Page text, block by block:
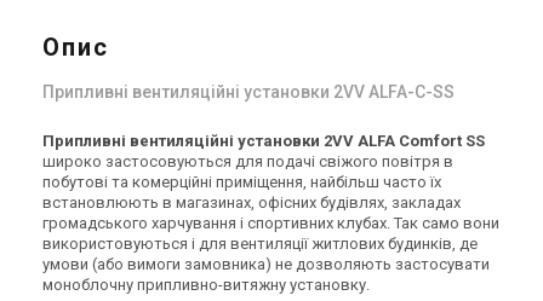
Припливна установка 2VV
ALFA-C-30ES-D(P/L)-2
Ціна
Ціна за запитом
Купити
Припливна установка 2VV
ALFA-C-50ES-D(P/L)-2
Ціна
Ціна за запитом
Купити
Опис
Припливні вентиляційні установки 2VV ALFA-C-SS
Припливні вентиляційні установки 2VV ALFA Comfort SS
широко застосовуються для подачі свіжого повітря в
побутові та комерційні приміщення, найбільш часто їх
встановлюють в магазинах, офісних будівлях, закладах
громадського харчування і спортивних клубах. Так само вони
використовуються і для вентиляції житлових будинків, де
умови (або вимоги замовника) не дозволяють застосувати
моноблочну припливно-витяжну установку.